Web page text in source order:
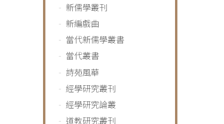
新儒學叢刊
新編戲曲
當代新儒學叢書
當代叢書
詩苑風華
經學研究叢刊
經學研究論叢
道教研究叢刊